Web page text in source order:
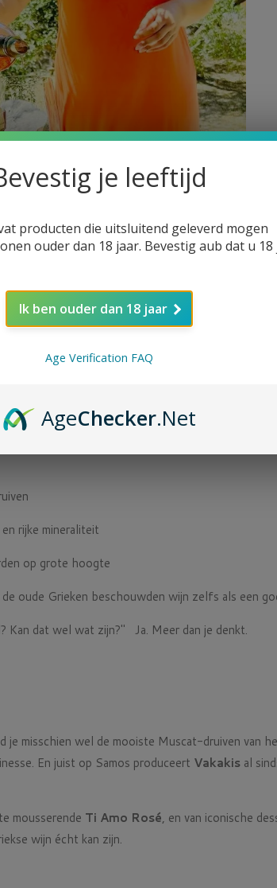
rijke mineraliteit
op grote hoogte
oude Grieken beschouwden wijn zelfs als een
Kan dat wel wat zijn?" Ja. Meer dan je denkt.
je misschien wel de mooiste Muscat-druiven van
En juist op Samos produceert Vakakis al
mousserende Ti Amo Rosé, en van iconische
wijn écht kan zijn.
je leeftijd
producten die uitsluitend geleverd mogen
ouder dan 18 jaar. Bevestig aub dat u 18
Ik ben ouder dan 18 jaar
Age Verification FAQ
AgeChecker.Net